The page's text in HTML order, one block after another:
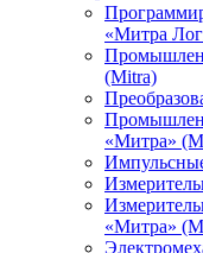
«Митра
(Mitra)
«Митра»
«Митра»